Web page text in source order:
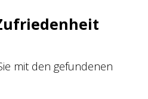
mit den gefundenen